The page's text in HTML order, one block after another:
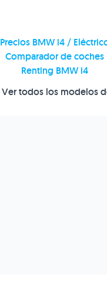
Precios BMW i4 /
Comparador de coches
Renting BMW i4
Ver todos los modelos